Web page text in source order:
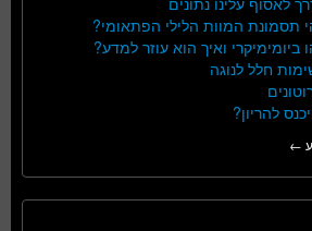
המוות הלילי הפתאומי?
ואיך הוא עוזר למדע?
חלל לנוגה
להריון?
←